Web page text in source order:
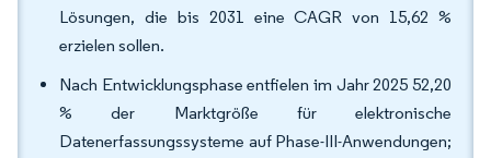
Lösungen, die bis 2031 eine CAGR von 15,62 %
erzielen sollen.
Nach Entwicklungsphase entfielen im Jahr 2025 52,20
% der Marktgröße für elektronische
Datenerfassungssysteme auf Phase-III-Anwendungen;